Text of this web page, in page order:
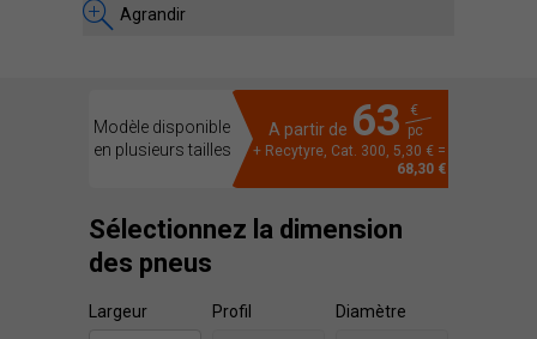
Agrandir
Modèle disponible
en plusieurs tailles
A partir de 63
€
pc
+ Recytyre, Cat. 300, 5,30 € =
68,30 €
Sélectionnez la dimension
des pneus
Largeur Profil Diamètre